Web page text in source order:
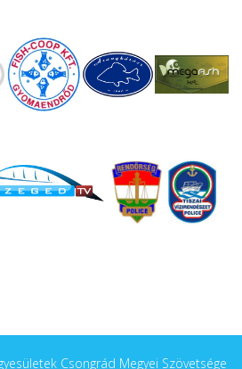
Csongrád Megyei Szövetsége